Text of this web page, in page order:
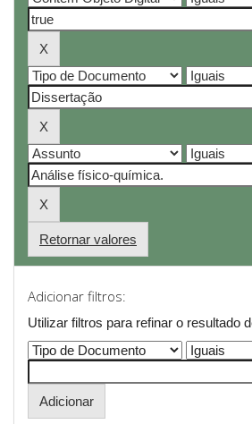
Retornar valores
Adicionar filtros:
Utilizar filtros para refinar o resultado